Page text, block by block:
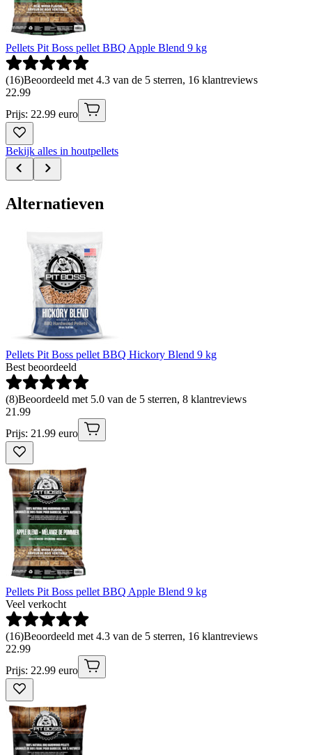
Pellets Pit Boss pellet BBQ Apple Blend 9 kg
(16)Beoordeeld met 4.3 van de 5 sterren, 16 klantreviews
22.99
Prijs: 22.99 euro
Bekijk alles in houtpellets
Alternatieven
Pellets Pit Boss pellet BBQ Hickory Blend 9 kg
Best beoordeeld
(8)Beoordeeld met 5.0 van de 5 sterren, 8 klantreviews
21 .99
Prijs: 21.99 euro
Pellets Pit Boss pellet BBQ Apple Blend 9 kg
Veel verkocht
(16)Beoordeeld met 4.3 van de 5 sterren, 16 klantreviews
22.99
Prijs: 22.99 euro